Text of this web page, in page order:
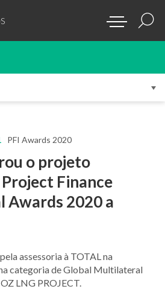
PFI Awards 2020
o projeto
Finance
2020 a
assessoria à TOTAL na
categoria deGlobal Multilateral
LNG PROJECT.